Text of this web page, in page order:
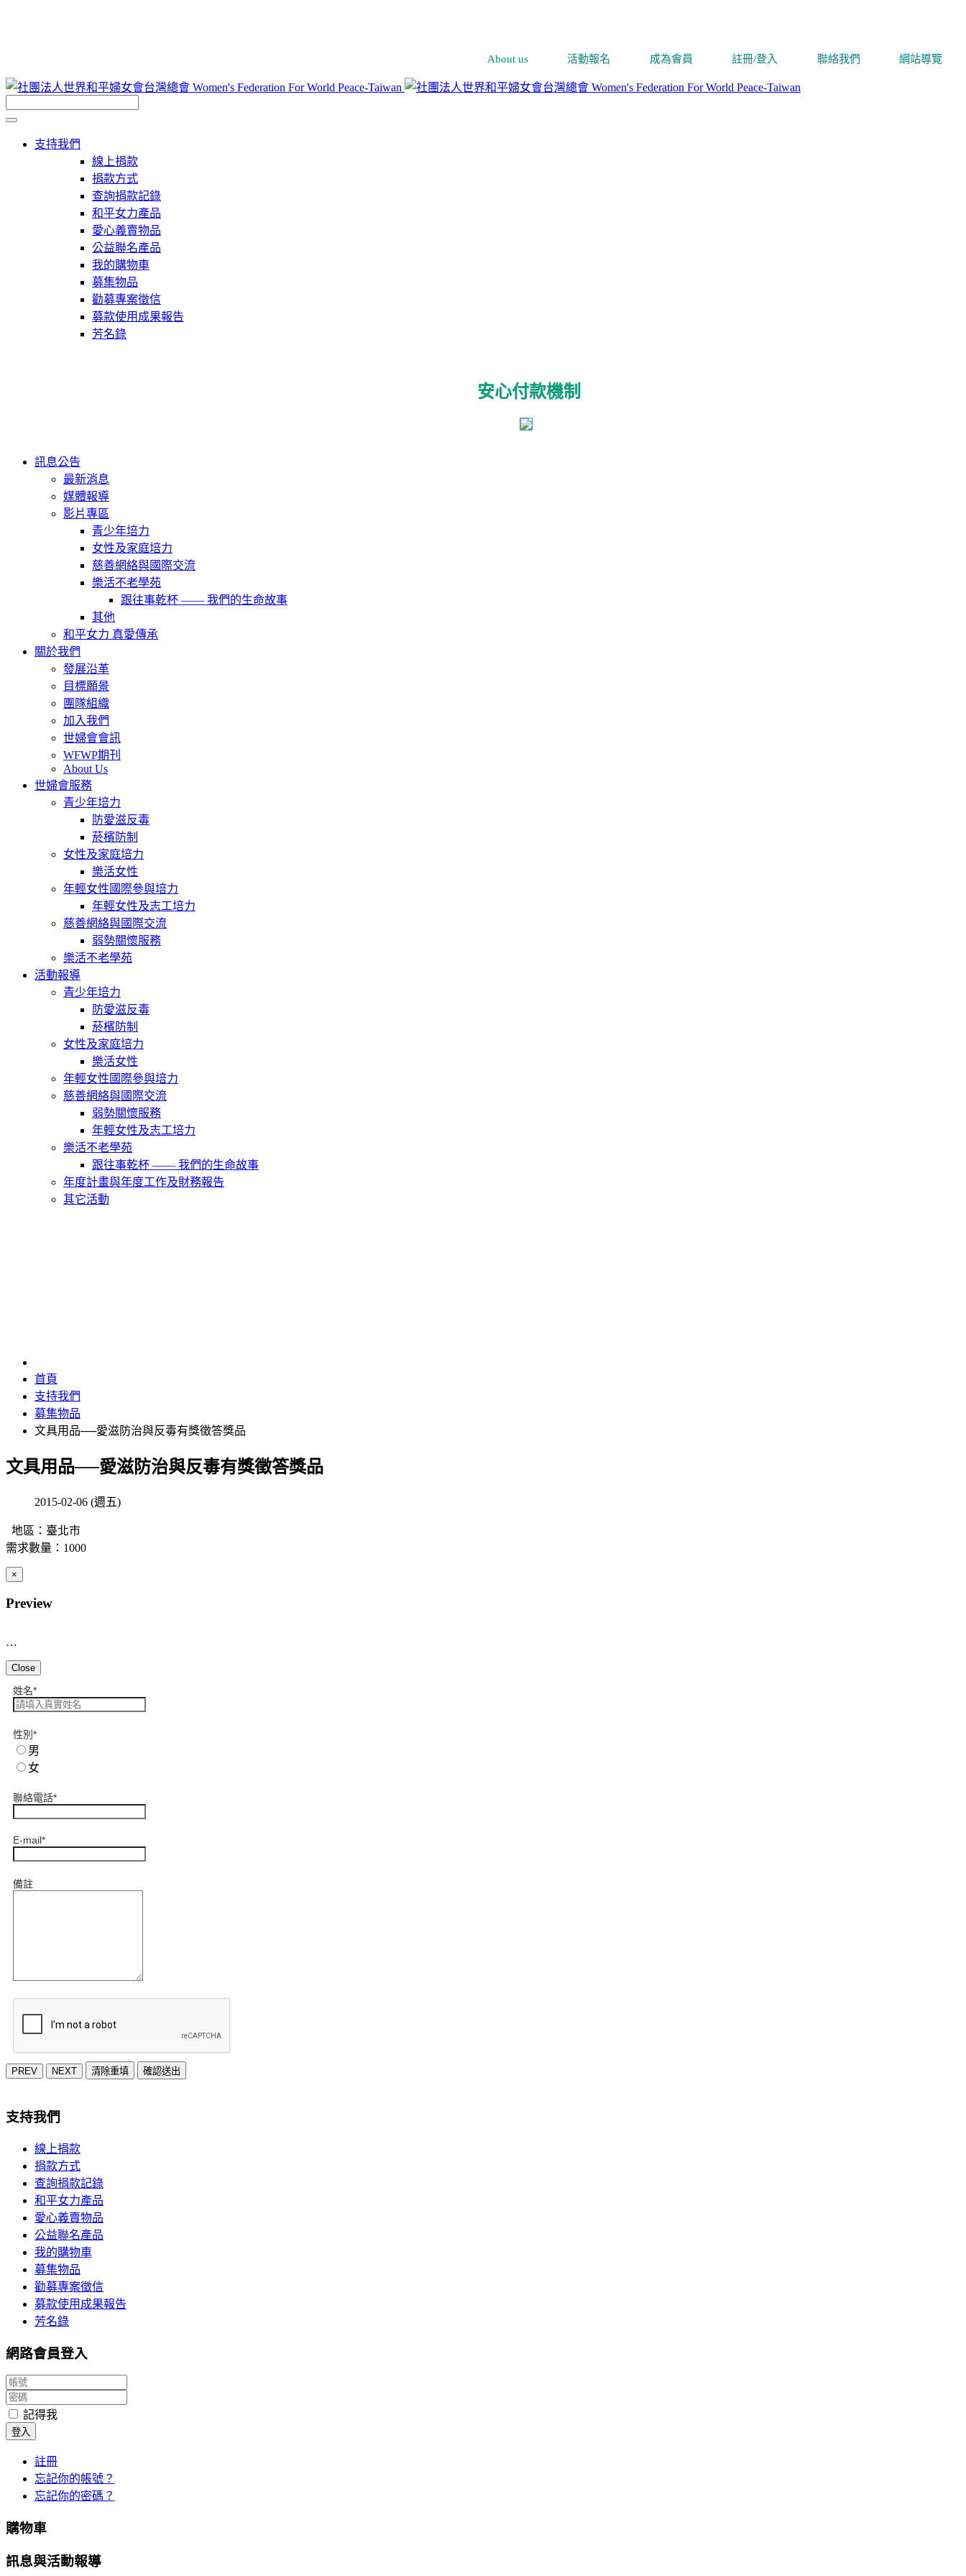
About us 活動報名 成為會員 註冊/登入 聯絡我們 網站導覽
支持我們
線上捐款
捐款方式
查詢捐款記錄
和平女力產品
愛心義賣物品
公益聯名產品
我的購物車
募集物品
勸募專案徵信
募款使用成果報告
芳名錄
安心付款機制
訊息公告
最新消息
媒體報導
影片專區
青少年培力
女性及家庭培力
慈善網絡與國際交流
樂活不老學苑
跟往事乾杯 —— 我們的生命故事
其他
和平女力 真愛傳承
關於我們
發展沿革
目標願景
團隊組織
加入我們
世婦會會訊
WFWP期刊
About Us
世婦會服務
青少年培力
防愛滋反毒
菸檳防制
女性及家庭培力
樂活女性
年輕女性國際參與培力
年輕女性及志工培力
慈善網絡與國際交流
弱勢關懷服務
樂活不老學苑
活動報導
青少年培力
防愛滋反毒
菸檳防制
女性及家庭培力
樂活女性
年輕女性國際參與培力
慈善網絡與國際交流
弱勢關懷服務
年輕女性及志工培力
樂活不老學苑
跟往事乾杯 —— 我們的生命故事
年度計畫與年度工作及財務報告
其它活動
首頁
支持我們
募集物品
文具用品──愛滋防治與反毒有獎徵答獎品
文具用品──愛滋防治與反毒有獎徵答獎品
2015-02-06 (週五)
地區：臺北市
需求數量：1000
×
Preview
…
Close
姓名*
性別 *
男
女
聯絡電話*
E-mail*
備註
PREV NEXT 清除重填 確認送出
支持我們
線上捐款
捐款方式
查詢捐款記錄
和平女力產品
愛心義賣物品
公益聯名產品
我的購物車
募集物品
勸募專案徵信
募款使用成果報告
芳名錄
網路會員登入
記得我
登入
註冊
忘記你的帳號？
忘記你的密碼？
購物車
訊息與活動報導